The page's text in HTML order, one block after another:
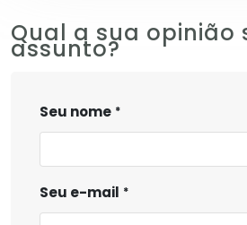
Qual a sua opinião
assunto?
Seu nome
Seu e-mail